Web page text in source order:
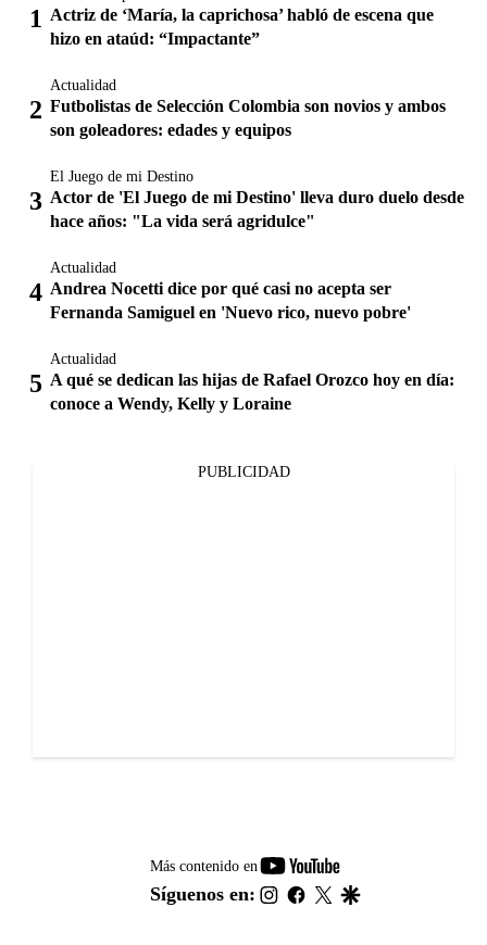
Actriz de ‘María, la caprichosa’ habló de escena que
hizo en ataúd: “Impactante”
Actualidad
Futbolistas de Selección Colombia son novios y ambos
son goleadores: edades y equipos
El Juego de mi Destino
Actor de 'El Juego de mi Destino' lleva duro duelo desde
hace años: "La vida será agridulce"
Actualidad
Andrea Nocetti dice por qué casi no acepta ser
Fernanda Samiguel en 'Nuevo rico, nuevo pobre'
Actualidad
A qué se dedican las hijas de Rafael Orozco hoy en día:
conoce a Wendy, Kelly y Loraine
PUBLICIDAD
Más contenido en
youtube-
footer
Síguenos en: instagram
facebook
twitter